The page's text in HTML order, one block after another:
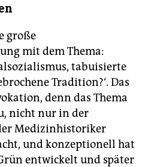
große
mit dem Thema:
tabuisierte
Tradition?‘. Das
denn das Thema
nicht nur in der
Medizinhistoriker
und konzeptionell hat
entwickelt und später